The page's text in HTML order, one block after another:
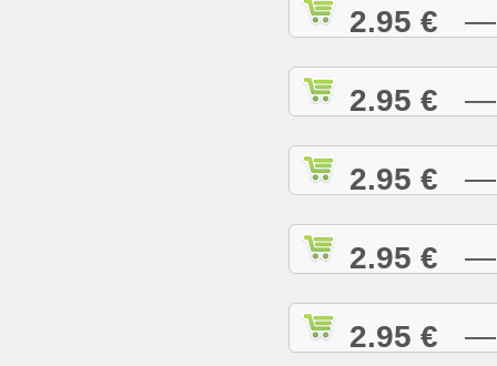
2.95 € —
2.95 € —
2.95 € —
2.95 € —
2.95 € —